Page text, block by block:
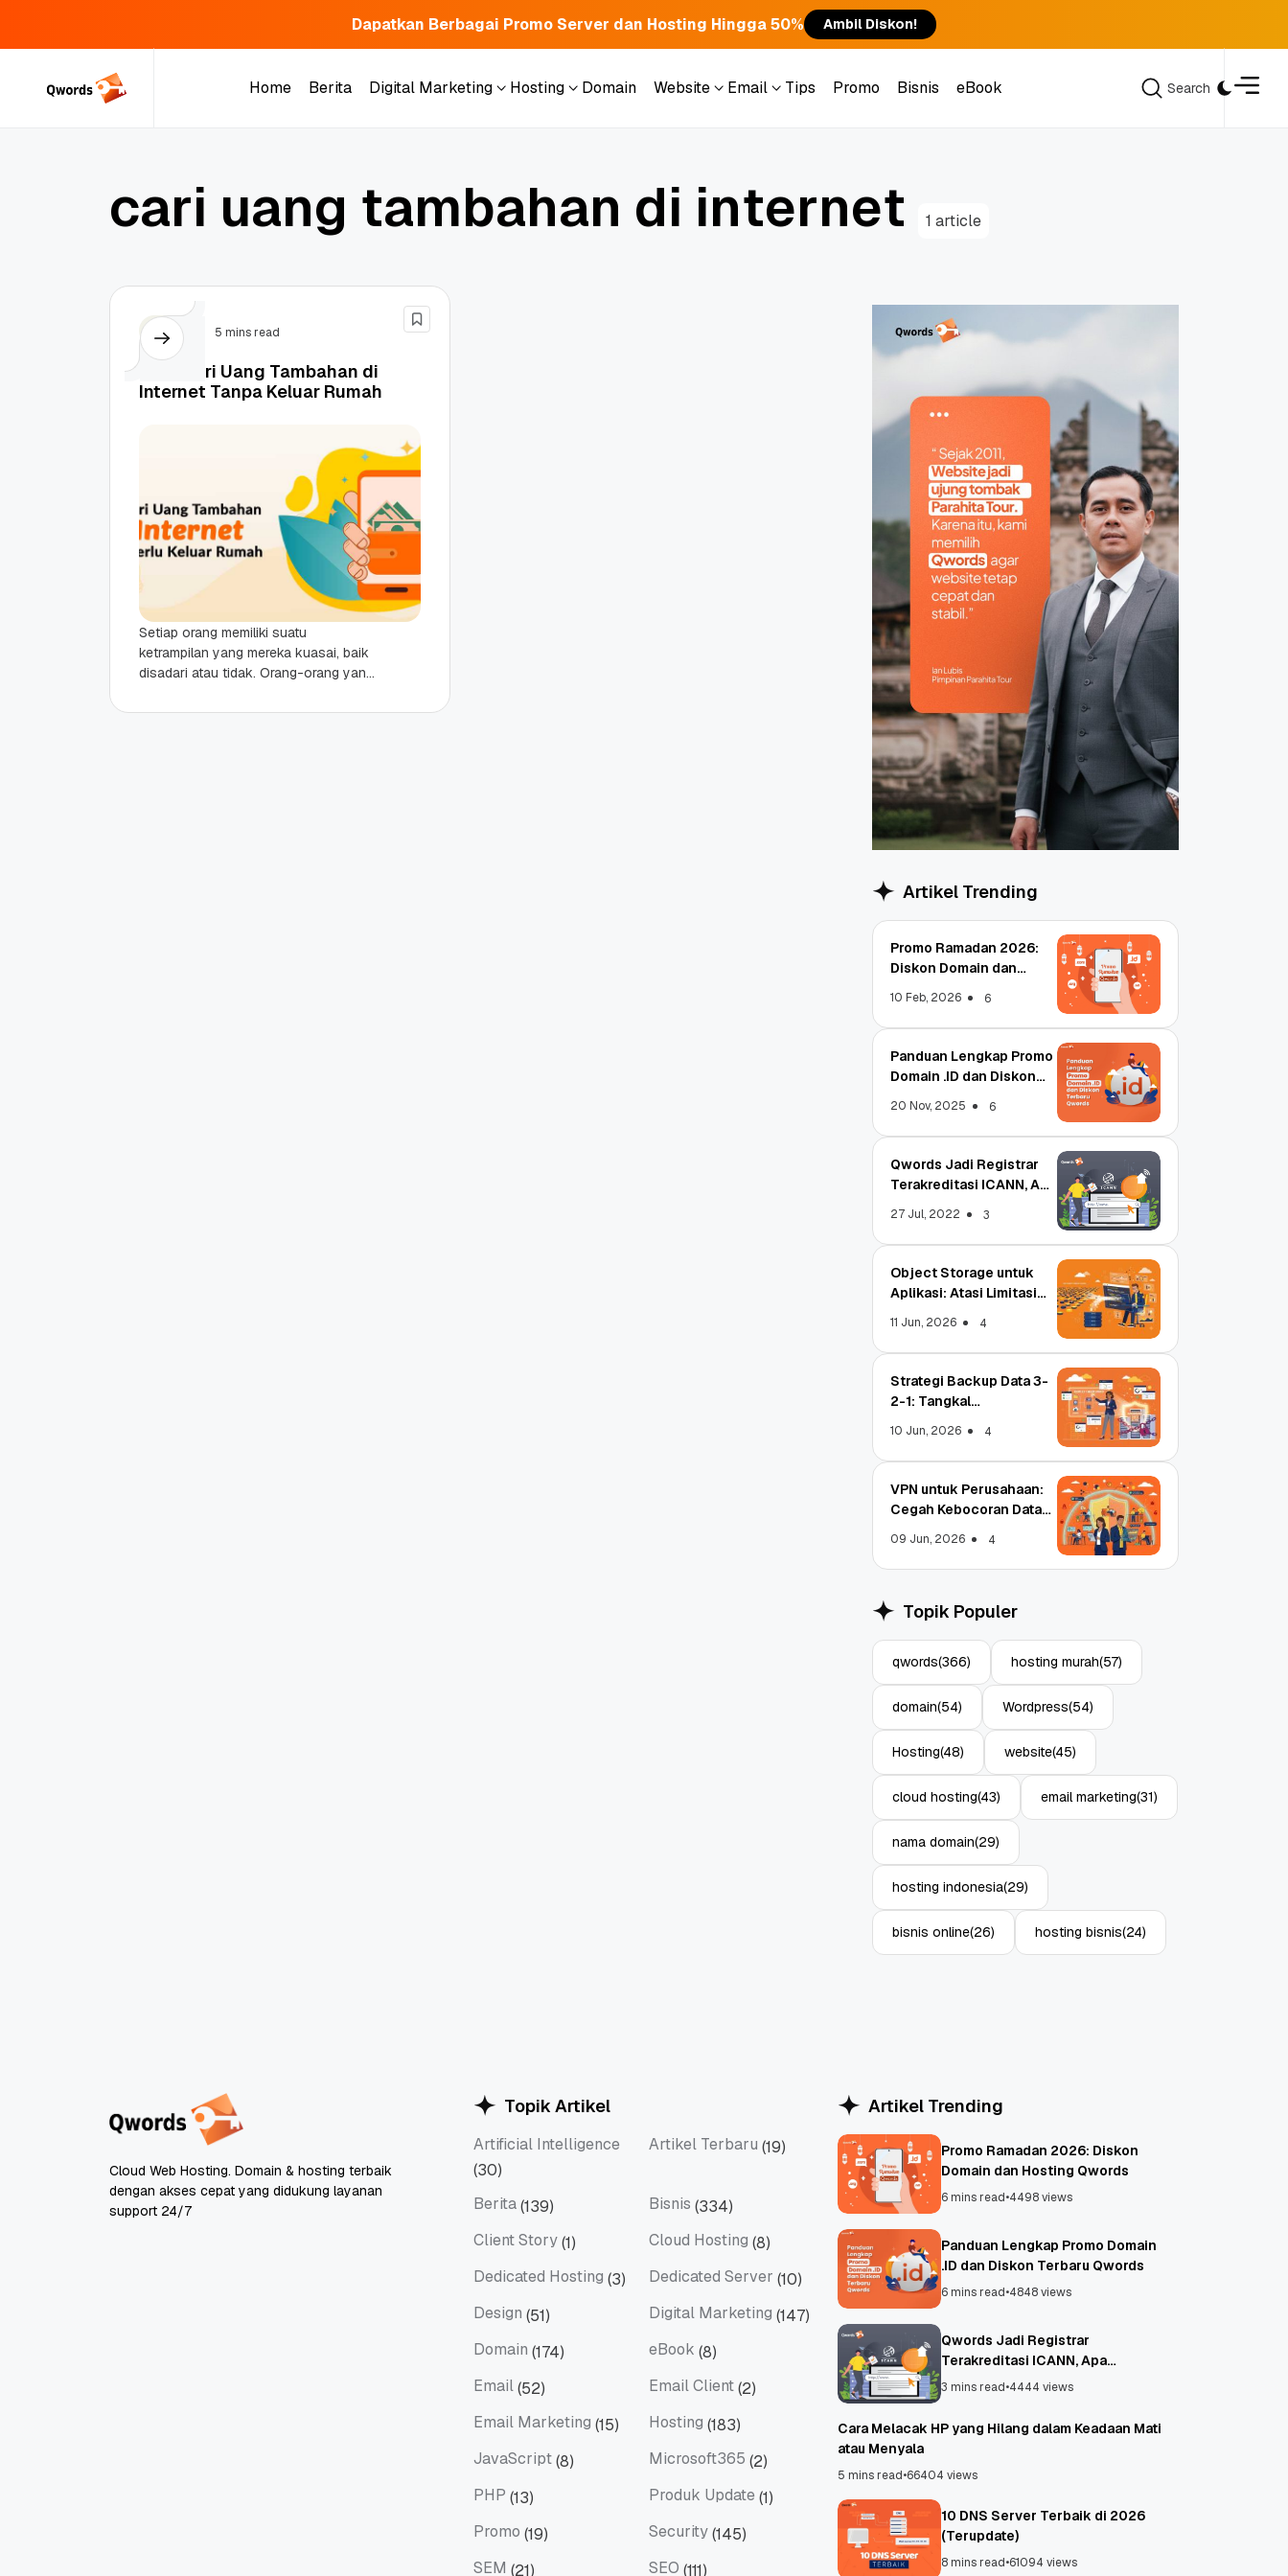
Dapatkan Berbagai Promo Server dan Hosting Hingga 50% Ambil Diskon!
Home
Berita
Digital Marketing
Hosting
Domain
Website
Email
Tips
Promo
Bisnis
eBook
Search
Terakreditasi ICANN, Apa
27 Jul, 2022 3
cari uang tambahan di internet 1 article
Bisnis 5 mins read
Cara Cari Uang Tambahan di
Internet Tanpa Keluar Rumah
Setiap orang memiliki suatu
ketrampilan yang mereka kuasai, baik
disadari atau tidak. Orang-orang yang
dimulai dengan sesuatu yang disebut
Artikel Trending
Promo Ramadan 2026:
Diskon Domain dan
10 Feb, 2026 6
Panduan Lengkap Promo
Domain .ID dan Diskon
20 Nov, 2025 6
Qwords Jadi Registrar
Terakreditasi ICANN, Apa
27 Jul, 2022 3
Object Storage untuk
Aplikasi: Atasi Limitasi
11 Jun, 2026 4
Strategi Backup Data 3-
2-1: Tangkal
10 Jun, 2026 4
VPN untuk Perusahaan:
Cegah Kebocoran Data
09 Jun, 2026 4
Topik Populer
qwords(366) hosting murah(57)
domain(54) Wordpress(54)
Hosting(48) website(45)
cloud hosting(43) email marketing(31)
nama domain(29)
hosting indonesia(29)
bisnis online(26) hosting bisnis(24)
Cloud Web Hosting. Domain & hosting terbaik
dengan akses cepat yang didukung layanan
support 24/7
Topik Artikel
Artificial Intelligence
Artificial Intelligence
(30)
Artikel Terbaru (19)
Berita(139) Bisnis (334)
Client Story(1) Cloud Hosting (8)
Dedicated Hosting (3) Dedicated Server (10)
Design (51) Digital Marketing (147)
Domain (174) eBook (8)
Email(52) Email Client(2)
Email Marketing (15) Hosting (183)
JavaScript(8) Microsoft365 (2)
PHP (13) Produk Update (1)
Promo (19) Security(145)
SEM (21) SEO (111)
Artikel Trending
Promo Ramadan 2026: Diskon
Domain dan Hosting Qwords
6 mins read•4498 views
Panduan Lengkap Promo Domain
.ID dan Diskon Terbaru Qwords
6 mins read•4848 views
Qwords Jadi Registrar
Terakreditasi ICANN, Apa
Untungnya?
3 mins read•4444 views
Cara Melacak HP yang Hilang dalam Keadaan Mati
atau Menyala
5 mins read•66404 views
10 DNS Server Terbaik di 2026
(Terupdate)
8 mins read•61094 views